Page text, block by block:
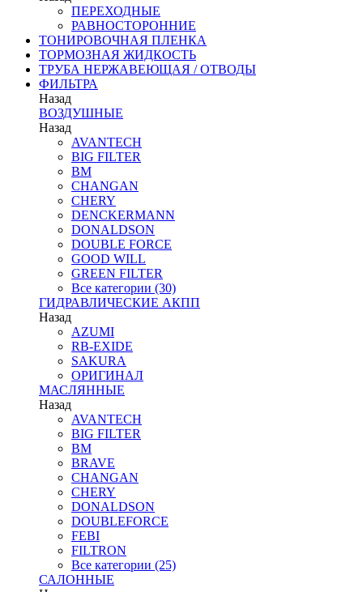
ПЕРЕХОДНЫЕ
РАВНОСТОРОННИЕ
ТОНИРОВОЧНАЯ ПЛЕНКА
ТОРМОЗНАЯ ЖИДКОСТЬ
ТРУБА НЕРЖАВЕЮЩАЯ / ОТВОДЫ
ФИЛЬТРА
Назад
ВОЗДУШНЫЕ
Назад
AVANTECH
BIG FILTER
BM
CHANGAN
CHERY
DENCKERMANN
DONALDSON
DOUBLE FORCE
GOOD WILL
GREEN FILTER
Все категории (30)
ГИДРАВЛИЧЕСКИЕ АКПП
Назад
AZUMI
RB-EXIDE
SAKURA
ОРИГИНАЛ
МАСЛЯННЫЕ
Назад
AVANTECH
BIG FILTER
BM
BRAVE
CHANGAN
CHERY
DONALDSON
DOUBLEFORCE
FEBI
FILTRON
Все категории (25)
САЛОННЫЕ